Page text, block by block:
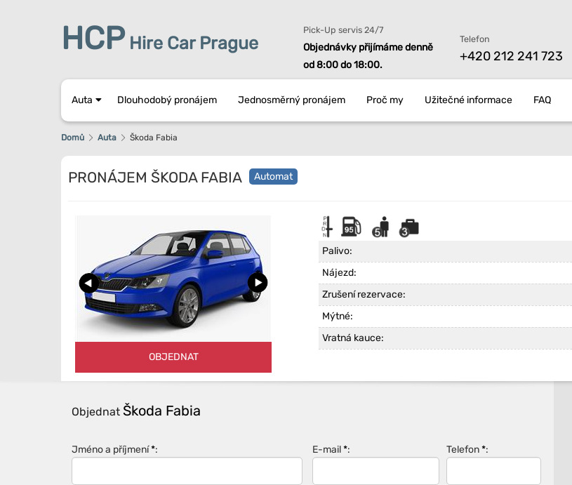
HCP Hire Car Prague
Pick-Up servis 24/7
Objednávky přijímáme denně
od 8:00 do 18:00.
Telefon
+420 212 241 723
Auta Dlouhodobý pronájem Jednosměrný pronájem Proč my Užitečné informace FAQ
Domů Auta Škoda Fabia
PRONÁJEM ŠKODA FABIA Automat
OBJEDNAT
Palivo:
Nájezd:
Zrušení rezervace:
Mýtné:
Vratná kauce:
Objednat Škoda Fabia
Jméno a příjmení*: E-mail*: Telefon*: